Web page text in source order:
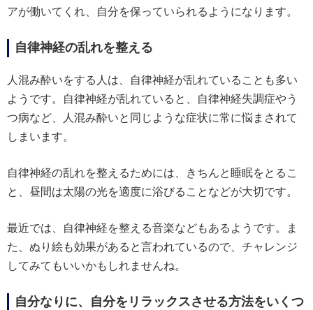
アが働いてくれ、自分を保っていられるようになります。
自律神経の乱れを整える
人混み酔いをする人は、自律神経が乱れていることも多い
ようです。自律神経が乱れていると、自律神経失調症やう
つ病など、人混み酔いと同じような症状に常に悩まされて
しまいます。
自律神経の乱れを整えるためには、きちんと睡眠をとるこ
と、昼間は太陽の光を適度に浴びることなどが大切です。
最近では、自律神経を整える音楽などもあるようです。ま
た、ぬり絵も効果があると言われているので、チャレンジ
してみてもいいかもしれませんね。
自分なりに、自分をリラックスさせる方法をいくつ